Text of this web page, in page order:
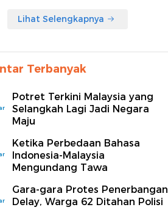
Lihat Selengkapnya
Terbanyak
Potret Terkini Malaysia yang
Selangkah Lagi Jadi Negara
Maju
Ketika Perbedaan Bahasa
Indonesia-Malaysia
Mengundang Tawa
Gara-gara Protes Penerbangan
Delay, Warga 62 Ditahan Polisi